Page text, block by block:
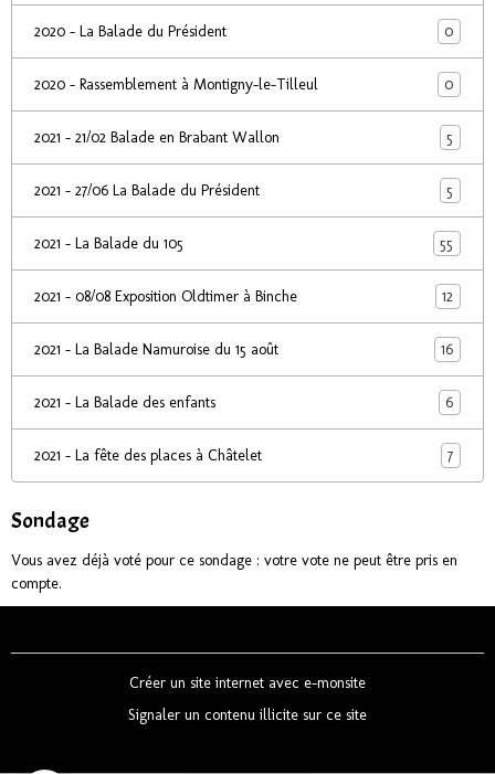
2020 - La Balade du Président 0
2020 - Rassemblement à Montigny-le-Tilleul 0
2021 - 21/02 Balade en Brabant Wallon 5
2021 - 27/06 La Balade du Président 5
2021 - La Balade du 105 55
2021 - 08/08 Exposition Oldtimer à Binche 12
2021 - La Balade Namuroise du 15 août 16
2021 - La Balade des enfants 6
2021 - La fête des places à Châtelet 7
Sondage
Vous avez déjà voté pour ce sondage : votre vote ne peut être pris en
compte.
Créer un site internet avec e-monsite
Signaler un contenu illicite sur ce site